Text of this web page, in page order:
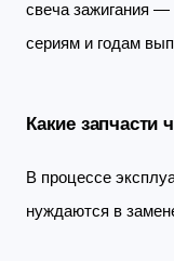
свеча зажигания —
сериям и годам
Какие запчасти
В процессе
нуждаются в